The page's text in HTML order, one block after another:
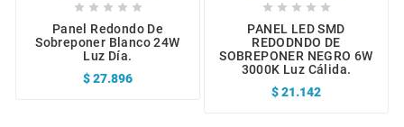
    
Panel Redondo De
Sobreponer Blanco 24W
Luz Día.
$ 27.896
    
PANEL LED SMD
REDODNDO DE
SOBREPONER NEGRO 6W
3000K Luz Cálida.
$ 21.142